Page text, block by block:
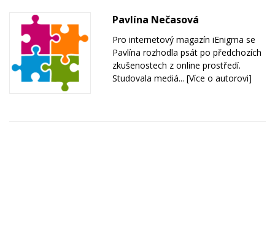
Pavlína Nečasová
Pro internetový magazín iEnigma se
Pavlína rozhodla psát po předchozích
zkušenostech z online prostředí.
Studovala mediá... [Více o autorovi]